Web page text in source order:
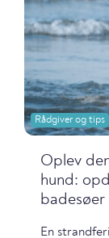
Rådgiver og tips
Oplev
hund:
badesøer
En